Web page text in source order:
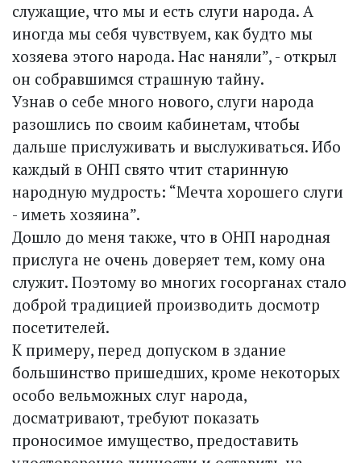
служащие, что мы и есть слуги народа. А
иногда мы себя чувствуем, как будто мы
хозяева этого народа. Нас наняли”, - открыл
он собравшимся страшную тайну.
Узнав о себе много нового, слуги народа
разошлись по своим кабинетам, чтобы
дальше прислуживать и выслуживаться. Ибо
каждый в ОНП свято чтит старинную
народную мудрость: “Мечта хорошего слуги
- иметь хозяина”.
Дошло до меня также, что в ОНП народная
прислуга не очень доверяет тем, кому она
служит. Поэтому во многих госорганах стало
доброй традицией производить досмотр
посетителей.
К примеру, перед допуском в здание
большинство пришедших, кроме некоторых
особо вельможных слуг народа,
досматривают, требуют показать
проносимое имущество, предоставить